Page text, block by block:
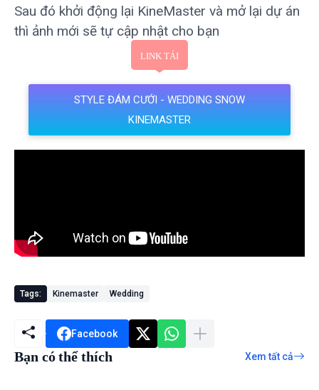
Sau đó khởi động lại KineMaster và mở lại dự án
thì ảnh mới sẽ tự cập nhật cho bạn
STYLE ĐÁM CƯỚI - WEDDING SNOW
KINEMASTER
Tags: Kinemaster Wedding
Facebook
Bạn có thể thích Xem tất cả